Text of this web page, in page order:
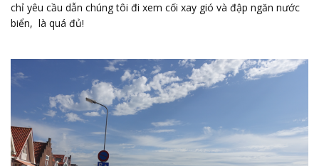
chỉ yêu cầu dẫn chúng tôi đi xem cối xay gió và đập ngăn nước
biển, là quá đủ!